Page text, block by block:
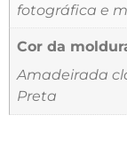
fotográfica e
Cor da
Amadeirada
Preta